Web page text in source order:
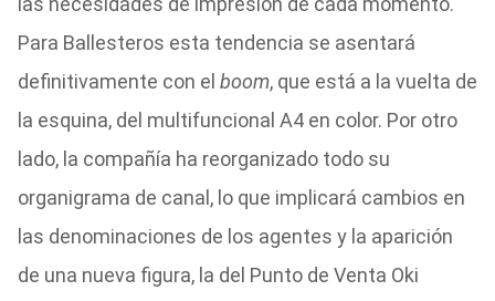
Para Ballesteros esta tendencia se asentará
definitivamente con el boom, que está a la vuelta de
la esquina, del multifuncional A4 en color. Por otro
lado, la compañía ha reorganizado todo su
organigrama de canal, lo que implicará cambios en
las denominaciones de los agentes y la aparición
de una nueva figura, la del Punto de Venta Oki